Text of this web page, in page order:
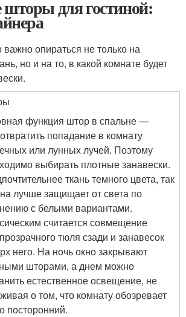
для гостиной:
опираться не только на
но и на то, в какой комнате будет
функция штор в спальне —
попадание в комнату
или лунных лучей. Поэтому
выбирать плотные занавески.
ткань темного цвета, так
лучше защищает от света по
с белыми вариантами.
считается совмещение
тюля сзади и занавесок
него. На ночь окно закрывают
шторами, а днем можно
естественное освещение, не
о том, что комнату обозревает
посторонний.